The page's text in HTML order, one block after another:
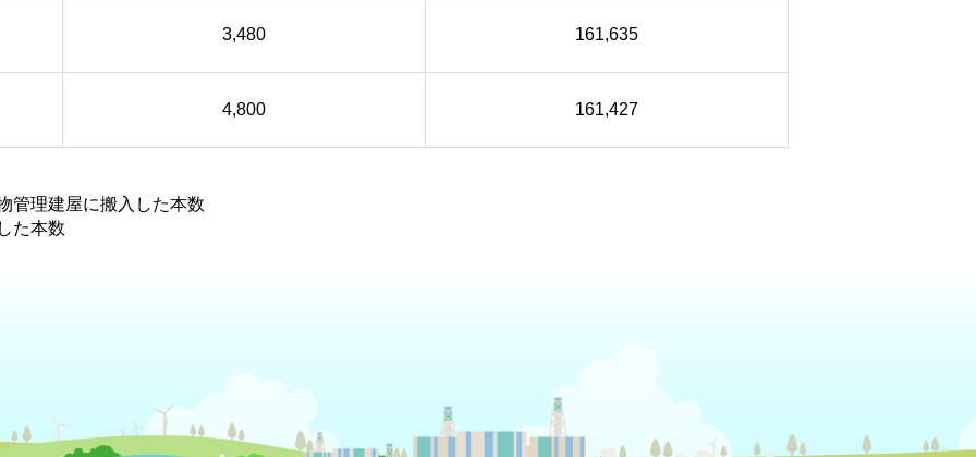
3,480 161,635
4,800 161,427
管理建屋に搬入した本数
た本数